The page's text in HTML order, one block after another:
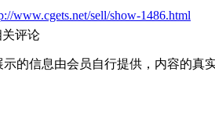
www.cgets.net/sell/show-1486.html
关评论
的信息由会员自行提供，内容的真